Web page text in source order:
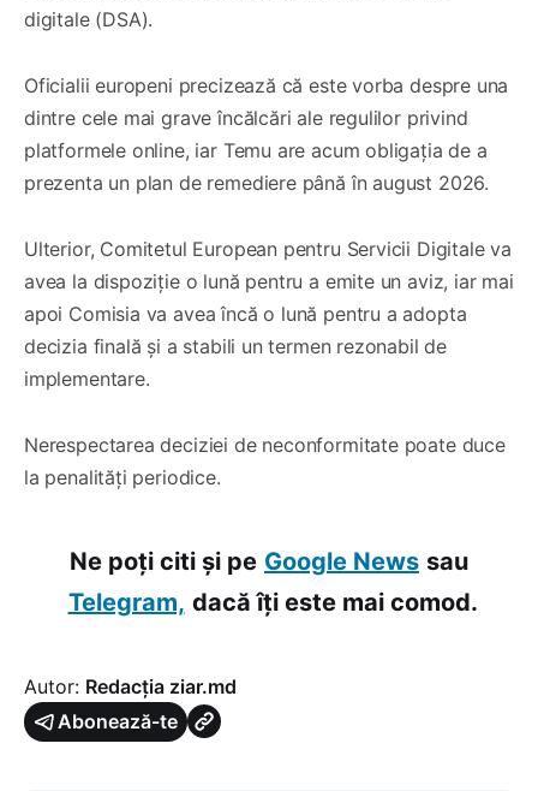
digitale (DSA).
Oficialii europeni precizează că este vorba despre una
dintre cele mai grave încălcări ale regulilor privind
platformele online, iar Temu are acum obligația de a
prezenta un plan de remediere până în august 2026.
Ulterior, Comitetul European pentru Servicii Digitale va
avea la dispoziție o lună pentru a emite un aviz, iar mai
apoi Comisia va avea încă o lună pentru a adopta
decizia finală și a stabili un termen rezonabil de
implementare.
Nerespectarea deciziei de neconformitate poate duce
la penalități periodice.
Ne poți citi și pe Google News sau
Telegram, dacă îți este mai comod.
Autor: Redacția ziar.md
Abonează-te